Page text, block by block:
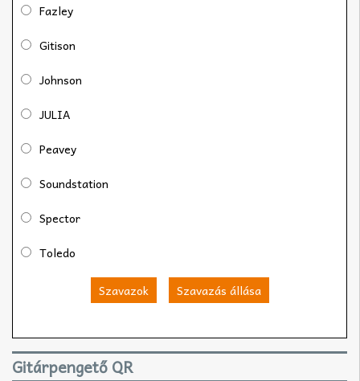
Fazley
Gitison
Johnson
JULIA
Peavey
Soundstation
Spector
Toledo
Szavazok Szavazás állása
Gitárpengető QR